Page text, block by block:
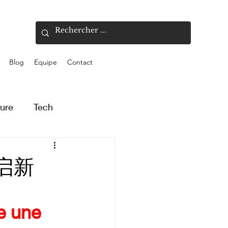
Blog Equipe Contact
Tech
新
une